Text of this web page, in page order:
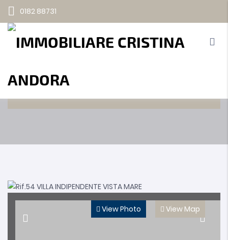
0182 88731
Immobiliare Cristina
View Photo View Map